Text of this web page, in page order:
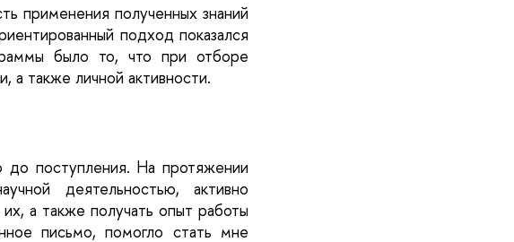
применения полученных знаний
подход показался
было то, что при отборе
а также личной активности.
до поступления. На протяжении
деятельностью, активно
а также получать опыт работы
письмо, помогло стать мне